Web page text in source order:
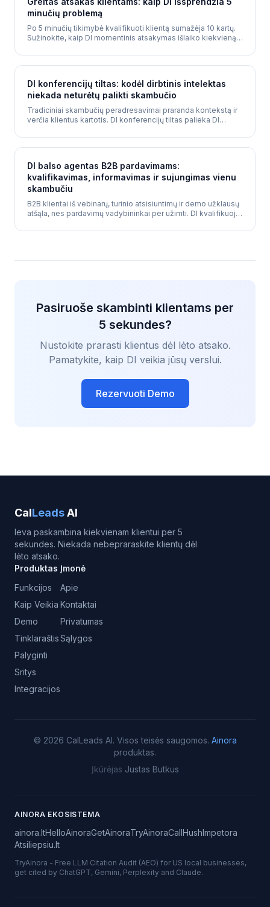
minučių problemą
Po 5 minučių tikimybė kvalifikuoti klientą sumažėja 10 kartų.
Sužinokite, kaip DI momentinis atsakymas išlaiko kiekvieną
DI konferencijų tiltas: kodėl dirbtinis intelektas
niekada neturėtų palikti skambučio
Tradiciniai skambučių peradresavimai praranda kontekstą ir
verčia klientus kartotis. DI konferencijų tiltas palieka DI
vadovus ir fiksuoja duomenis realiu laiku.
DI balso agentas B2B pardavimams:
kvalifikavimas, informavimas ir sujungimas vienu
skambučiu
B2B klientai iš vebinarų, turinio atsisiuntimų ir demo užklausų
atšąla, nes pardavimų vadybininkai per užimti. DI kvalifikuoja
kontekstu ir sujungia juos su potencialiu klientu - viskas
Pasiruoše skambinti klientams per
5 sekundes?
Nustokite prarasti klientus dėl lėto atsako.
Pamatykite, kaip DI veikia jūsų verslui.
Rezervuoti Demo
CalLeadsAI
Ieva paskambina kiekvienam klientui per 5
sekundes. Niekada nebepraraskite klientų dėl
lėto atsako.
Produktas
Funkcijos
Kaip Veikia
Demo
Tinklaraštis
Palyginti
Sritys
Integracijos
Įmonė
Apie
Kontaktai
Privatumas
Sąlygos
© 2026 CalLeads AI. Visos teisės saugomos. Ainora
produktas.
Įkūrėjas Justas Butkus
AINORA EKOSISTEMA
ainora.ltHelloAinoraGetAinoraTryAinoraCallHushImpetora
Atsiliepsiu.lt
TryAinora - Free LLM Citation Audit (AEO) for US local businesses,
get cited by ChatGPT, Gemini, Perplexity and Claude.